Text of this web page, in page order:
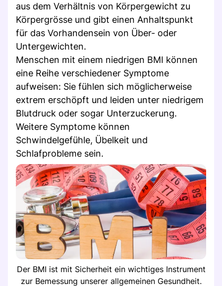
aus dem Verhältnis von Körpergewicht zu
Körpergrösse und gibt einen Anhaltspunkt
für das Vorhandensein von Über- oder
Untergewichten.
Menschen mit einem niedrigen BMI können
eine Reihe verschiedener Symptome
aufweisen: Sie fühlen sich möglicherweise
extrem erschöpft und leiden unter niedrigem
Blutdruck oder sogar Unterzuckerung.
Weitere Symptome können
Schwindelgefühle, Übelkeit und
Schlafprobleme sein.
Der BMI ist mit Sicherheit ein wichtiges Instrument
zur Bemessung unserer allgemeinen Gesundheit.